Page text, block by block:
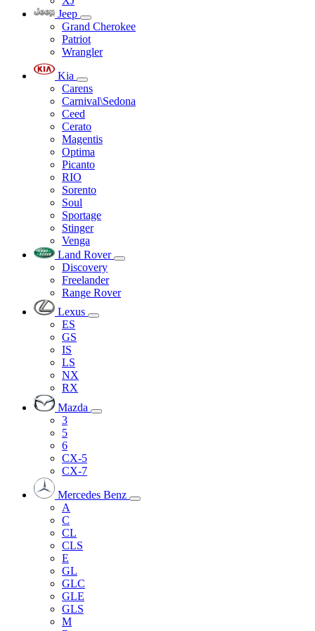
Jeep
Grand Cherokee
Patriot
Wrangler
Kia
Carens
Carnival\Sedona
Ceed
Cerato
Magentis
Optima
Picanto
RIO
Sorento
Soul
Sportage
Stinger
Venga
Land Rover
Discovery
Freelander
Range Rover
Lexus
ES
GS
IS
LS
NX
RX
Mazda
3
5
6
CX-5
CX-7
Mercedes Benz
A
C
CL
CLS
E
GL
GLC
GLE
GLS
M